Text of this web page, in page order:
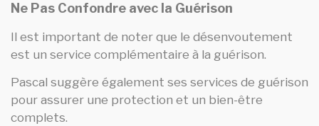
Ne Pas Confondre avec la Guérison
Il est important de noter que le désenvoutement
est un service complémentaire à la guérison.
Pascal suggère également ses services de guérison
pour assurer une protection et un bien-être
complets.